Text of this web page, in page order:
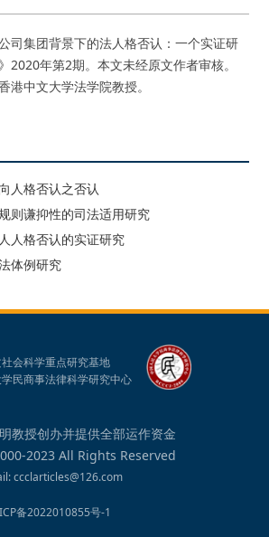
司集团背景下的法人格否认：一个实证研
2020年第2期。本文未经原文作者审核。
港中文大学法学院教授。
人格否认之否认
则谦抑性的司法适用研究
人格否认的实证研究
体例研究
会科学重点研究基地
民商事法律科学研究中心
教授创办并提供全部运作资金
2023 All Rights Reserved
ccclarticles@126.com
备2022010855号-1